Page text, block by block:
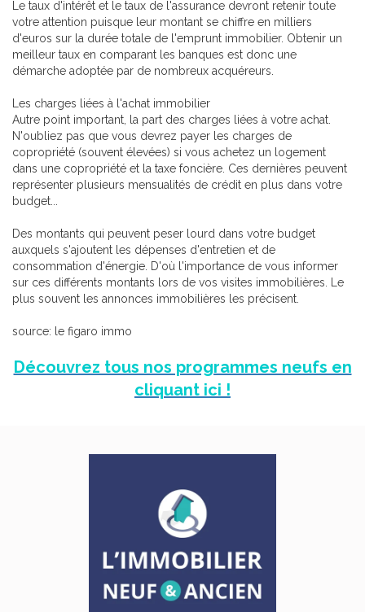
Le taux d'intérêt et le taux de l'assurance devront retenir toute
votre attention puisque leur montant se chiffre en milliers
d'euros sur la durée totale de l'emprunt immobilier. Obtenir un
meilleur taux en comparant les banques est donc une
démarche adoptée par de nombreux acquéreurs.
Les charges liées à l'achat immobilier
Autre point important, la part des charges liées à votre achat.
N'oubliez pas que vous devrez payer les charges de
copropriété (souvent élevées) si vous achetez un logement
dans une copropriété et la taxe foncière. Ces dernières peuvent
représenter plusieurs mensualités de crédit en plus dans votre
budget...
Des montants qui peuvent peser lourd dans votre budget
auxquels s'ajoutent les dépenses d'entretien et de
consommation d'énergie. D'où l'importance de vous informer
sur ces différents montants lors de vos visites immobilières. Le
plus souvent les annonces immobilières les précisent.
source: le figaro immo
Découvrez tous nos programmes neufs en
cliquant ici !